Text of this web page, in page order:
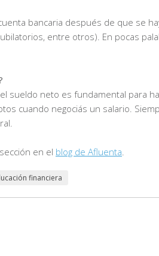
bancaria después de que se
entre otros). En pocas
sueldo neto es fundamental para
cuando negociás un salario.
en el blog de Afluenta
financiera